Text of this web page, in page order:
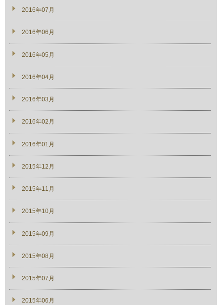
2016年07月
2016年06月
2016年05月
2016年04月
2016年03月
2016年02月
2016年01月
2015年12月
2015年11月
2015年10月
2015年09月
2015年08月
2015年07月
2015年06月